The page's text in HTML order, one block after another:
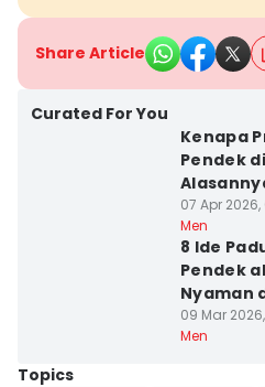
Share Article
Curated For You
Kenapa
Pendek
07 Apr 2026,
Men
8 Ide
Pendek
Nyaman
09 Mar
Men
Topics